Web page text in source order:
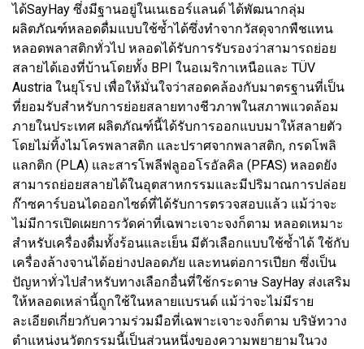
ได้SayHay ซึ่งมีฐานอยู่ในเนเธอร์แลนด์ ได้พัฒนากลุ่ม
ผลิตภัณฑ์หลอดดื่มแบบใช้ซ้ำได้ซึ่งทำจากวัสดุจากพืชแทน
หลอดพลาสติกทั่วไป หลอดได้รับการรับรองว่าสามารถย่อย
สลายได้เองที่บ้านโดยทั้ง BPI ในอเมริกาเหนือและ TÜV
Austria ในยุโรป เพื่อให้มั่นใจว่าสอดคล้องกับมาตรฐานที่เป็น
ที่ยอมรับสำหรับการย่อยสลายทางชีวภาพในสภาพแวดล้อม
ภายในประเทศ ผลิตภัณฑ์นี้ได้รับการออกแบบมาให้สลายตัว
โดยไม่ทิ้งไมโครพลาสติก และปราศจากพลาสติก, กรดโพลิ
แลกติก (PLA) และสารโพลีฟลูออโรอัลคิล (PFAS) หลอดยัง
สามารถย่อยสลายได้ในอุตสาหกรรมและมีปริมาณการปล่อย
ก๊าซคาร์บอนไดออกไซด์ที่ได้รับการตรวจสอบแล้ว แม้ว่าจะ
ไม่มีการเปิดเผยการวัดค่าที่เฉพาะเจาะจงก็ตาม หลอดเหมาะ
สำหรับเครื่องดื่มทั้งร้อนและเย็น มีตัวเลือกแบบใช้ซ้ำได้ ใช้กับ
เครื่องล้างจานได้อย่างปลอดภัย และทนต่อการเปียก ซึ่งเป็น
ปัญหาทั่วไปสำหรับทางเลือกอื่นที่ใช้กระดาษ SayHay ส่งเสริม
ให้หลอดเหล่านี้ถูกใช้ในหลายแบรนด์ แม้ว่าจะไม่มีราย
ละเอียดเกี่ยวกับความร่วมมือที่เฉพาะเจาะจงก็ตาม บริษัทวาง
ตำแหน่งนวัตกรรมนี้เป็นส่วนหนึ่งของความพยายามในวง